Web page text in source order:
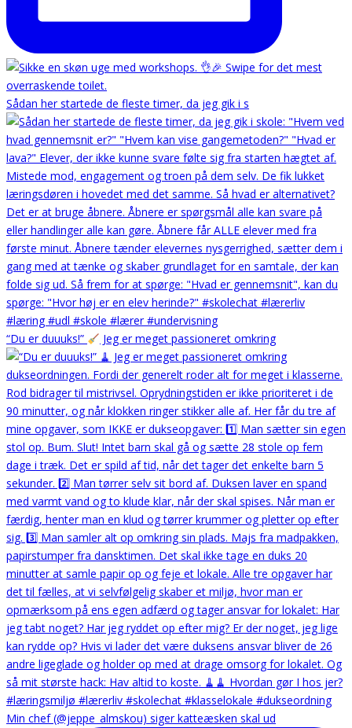
Sådan her startede de fleste timer, da jeg gik i s
“Du er duuuks!” Jeg er meget passioneret omkring
Min chef (@jeppe_almskou) siger katteæsken skal ud